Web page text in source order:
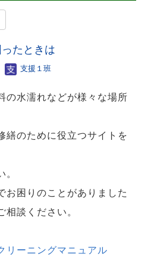
たときは
支援１班
の水濡れなどが様々な場所
繕のために役立つサイトを
。
お困りのことがありました
相談ください。
リーニングマニュアル